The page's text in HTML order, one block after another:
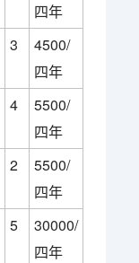
四年
3
4500/
四年
4
5500/
四年
2
5500/
四年
5
30000/
四年